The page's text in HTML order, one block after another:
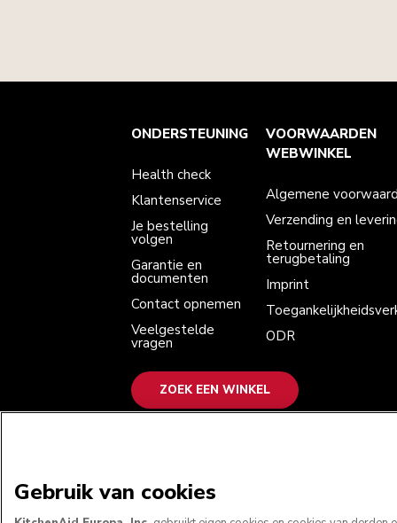
Health check
Klantenservice
Contact opnemen
Algemene voorwaarden
Verzending en levering
Retournering en terugbetaling
Toegankelijkheidsverklaring
Het merk
Onze geschiedenis
Zoek een winkel
ONDERSTEUNING
Health check
Klantenservice
Je bestelling
volgen
Garantie en
documenten
Contact opnemen
Veelgestelde
vragen
VOORWAARDEN
WEBWINKEL
Algemene
Verzending en
Retournering en
terugbetaling
Imprint
ODR
ZOEK EEN WINKEL
Gebruik van cookies